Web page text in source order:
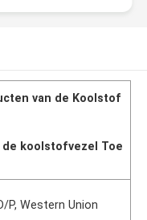
van de Koolstof
de koolstofvezel Toe
P, Western Union